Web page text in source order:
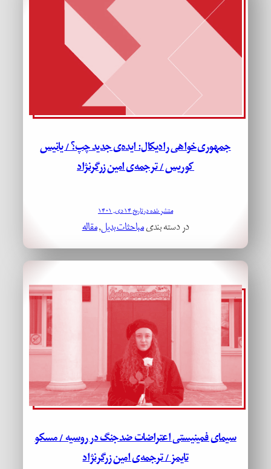
جمهوری‌خواهی رادیکال: ایده‌ی جدید چپ؟ / یانیس
کوریس / ترجمه‌ی امین زرگرنژاد
منتشر شده در تاریخ ۱۴ دی, ۱۴۰۱
در دسته بندیمباحثات بدیل, مقاله
سیمای فمینیستی اعتراضات ضدجنگ در روسیه / مسکو
تایمز / ترجمه‌ی امین زرگرنژاد